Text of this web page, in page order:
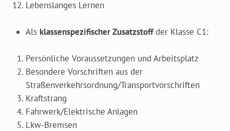
Lebenslanges Lernen
Als klassenspezifischer Zusatzstoffder Klasse C1:
Persönliche Voraussetzungen und Arbeitsplatz
Besondere Vorschriften aus der
Straßenverkehrsordnung/Transportvorschriften
Kraftstrang
Fahrwerk/Elektrische Anlagen
Lkw-Bremsen